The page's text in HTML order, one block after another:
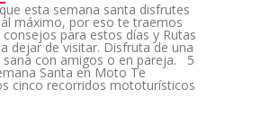
esta semana santa disfrutes
máximo, por eso te traemos
para estos días y Rutas
dejar de visitar. Disfruta de una
sana con amigos o en pareja. 5
Santa en Moto Te
cinco recorridos mototurísticos